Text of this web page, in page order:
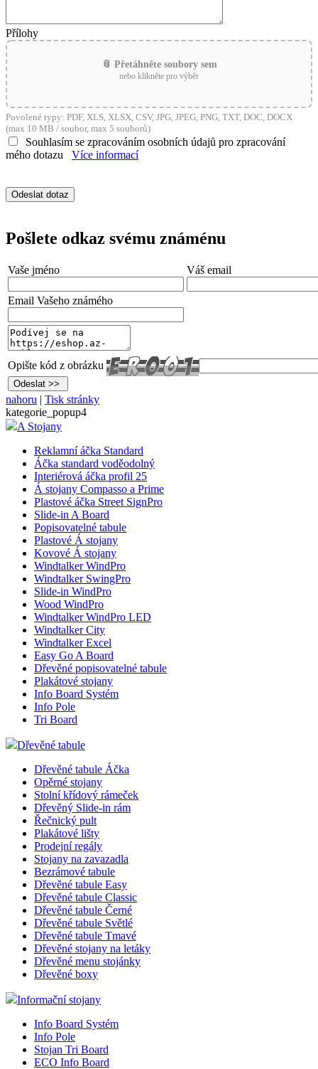
Přílohy
📎 Přetáhněte soubory sem
nebo klikněte pro výběr
Povolené typy: PDF, XLS, XLSX, CSV, JPG, JPEG, PNG, TXT, DOC, DOCX
(max 10 MB / soubor, max 5 souborů)
Souhlasím se zpracováním osobních údajů pro zpracování
mého dotazu
Více informací
Pošlete odkaz svému známénu
Vaše jméno Váš email
Email Vašeho známého
Opište kód z obrázku
nahoru | Tisk stránky
kategorie_popup4
A Stojany
Reklamní áčka Standard
Áčka standard voděodolný
Interiérová áčka profil 25
Á stojany Compasso a Prime
Plastové áčka Street SignPro
Slide-in A Board
Popisovatelné tabule
Plastové Á stojany
Kovové Á stojany
Windtalker WindPro
Windtalker SwingPro
Slide-in WindPro
Wood WindPro
Windtalker WindPro LED
Windtalker City
Windtalker Excel
Easy Go A Board
Dřevěné popisovatelné tabule
Plakátové stojany
Info Board Systém
Info Pole
Tri Board
Dřevěné tabule
Dřevěné tabule Áčka
Opěrné stojany
Stolní křídový rámeček
Dřevěný Slide-in rám
Řečnický pult
Plakátové lišty
Prodejní regály
Stojany na zavazadla
Bezrámové tabule
Dřevěné tabule Easy
Dřevěné tabule Classic
Dřevěné tabule Černé
Dřevěné tabule Světlé
Dřevěné tabule Tmavé
Dřevěné stojany na letáky
Dřevěné menu stojánky
Dřevěné boxy
Informační stojany
Info Board Systém
Info Pole
Stojan Tri Board
ECO Info Board